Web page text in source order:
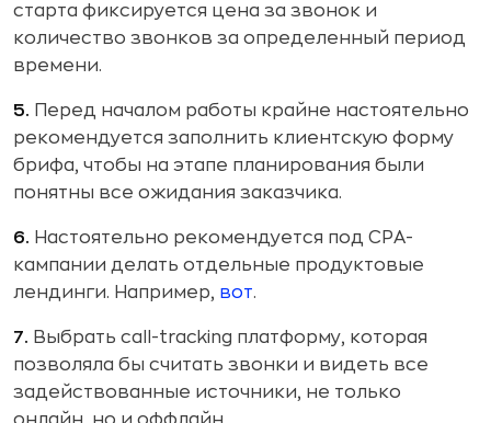
старта фиксируется цена за звонок и
количество звонков за определенный период
времени.
5. Перед началом работы крайне настоятельно
рекомендуется заполнить клиентскую форму
брифа, чтобы на этапе планирования были
понятны все ожидания заказчика.
6. Настоятельно рекомендуется под СРА-
кампании делать отдельные продуктовые
лендинги. Например, вот.
7. Выбрать call-tracking платформу, которая
позволяла бы считать звонки и видеть все
задействованные источники, не только
онлайн, но и оффлайн.